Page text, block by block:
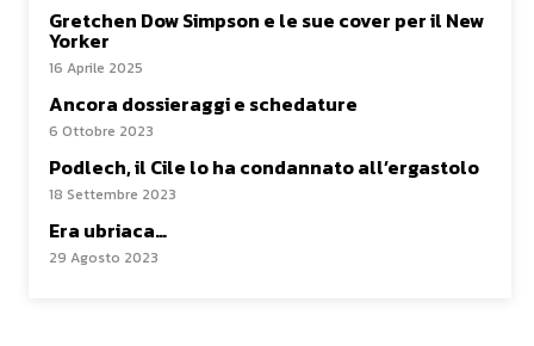
Gretchen Dow Simpson e le sue cover per il New
Yorker
16 Aprile 2025
Ancora dossieraggi e schedature
6 Ottobre 2023
Podlech, il Cile lo ha condannato all’ergastolo
18 Settembre 2023
Era ubriaca…
29 Agosto 2023